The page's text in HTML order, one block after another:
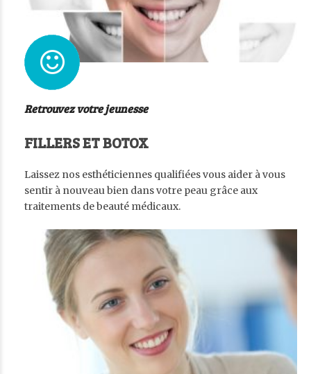
Retrouvez votre jeunesse
FILLERS ET BOTOX
Laissez nos esthéticiennes qualifiées vous aider à vous
sentir à nouveau bien dans votre peau grâce aux
traitements de beauté médicaux.